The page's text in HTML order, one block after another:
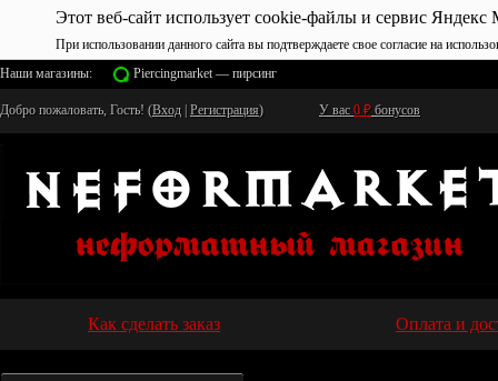
Этот веб-сайт использует cookie-файлы и сервис Яндекс
При использовании данного сайта вы подтверждаете свое согласие на
Наши магазины:
Piercingmarket — пирсинг
Добро пожаловать, Гость! (Вход Регистрация) У вас 0 ₽ бонусов
Как сделать заказ Оплата и